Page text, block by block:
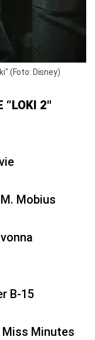
(Foto: Disney)
“LOKI 2″
Mobius
B-15
Minutes